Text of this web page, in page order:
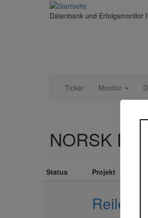
Direkt zum Inhalt
Datenbank und Erfolgsmonitor
Ticker Monitor
NORSK
Status Projekt
Reileck